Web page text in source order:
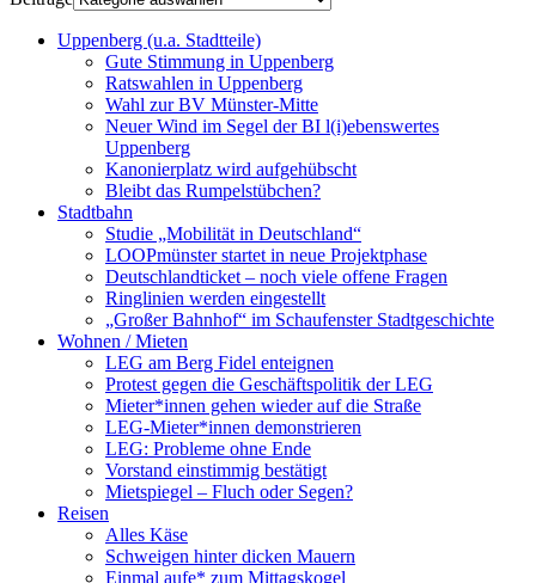
Uppenberg (u.a. Stadtteile)
Gute Stimmung in Uppenberg
Ratswahlen in Uppenberg
Wahl zur BV Münster-Mitte
Neuer Wind im Segel der BI l(i)ebenswertes
Uppenberg
Kanonierplatz wird aufgehübscht
Bleibt das Rumpelstübchen?
Stadtbahn
Studie „Mobilität in Deutschland“
LOOPmünster startet in neue Projektphase
Deutschlandticket – noch viele offene Fragen
Ringlinien werden eingestellt
„Großer Bahnhof“ im Schaufenster Stadtgeschichte
Wohnen / Mieten
LEG am Berg Fidel enteignen
Protest gegen die Geschäftspolitik der LEG
Mieter*innen gehen wieder auf die Straße
LEG-Mieter*innen demonstrieren
LEG: Probleme ohne Ende
Vorstand einstimmig bestätigt
Mietspiegel – Fluch oder Segen?
Reisen
Alles Käse
Schweigen hinter dicken Mauern
Einmal aufe* zum Mittagskogel